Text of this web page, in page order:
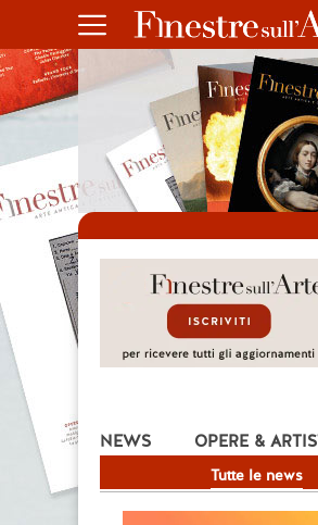
NEWS
Tutte le news
OPERE &